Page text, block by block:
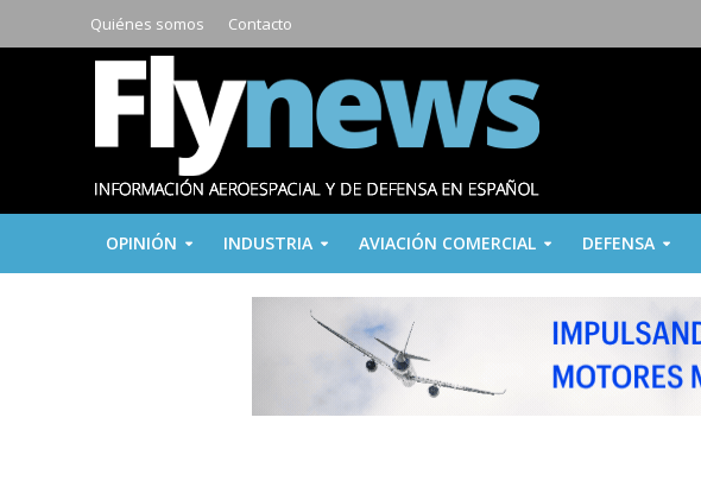
Quiénes somos Contacto
OPINIÓN INDUSTRIA AVIACIÓN COMERCIAL DEFENSA